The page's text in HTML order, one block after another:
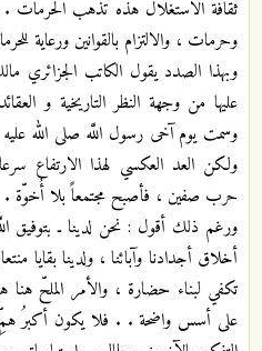
ثقافة الاستغلال هذه تذهب
وحرمات ، والالتزام بالقوانين ورعاية
وبهذا الصدد يقول الكاتب الجزائري
عليها من وجهة النظر التاريخية و
وسمت يوم آخى رسول اللَّه‏ صلى الله عليه
ولكن العد العكسي لهذا الارتفاع
حرب صفين ، فأصبح مجتمعاً بلا أُخوّة .
ورغم ذلك أقول : نحن لدينا ـ بتوفيق
أخلاق أجدادنا وآبائنا ، ولدينا بقايا
تكفي لبناء حضارة ، والأمر الملحّ هنا
على أسس واضحة . . فلا يكون أكبرُ همِّ